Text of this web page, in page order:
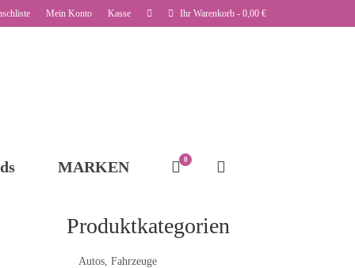
Mein Konto Kasse Ihr Warenkorb - 0,00 €
MARKEN 0
Produktkategorien
Autos, Fahrzeuge